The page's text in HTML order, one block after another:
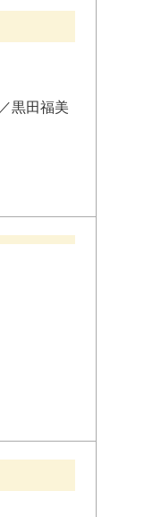
／黒田福美